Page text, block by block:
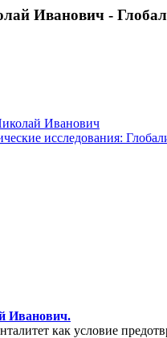
Иванович -
Иванович
исследования:
Иванович.
как условие